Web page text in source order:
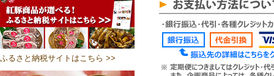
ふるさと納税サイトはこちら >>